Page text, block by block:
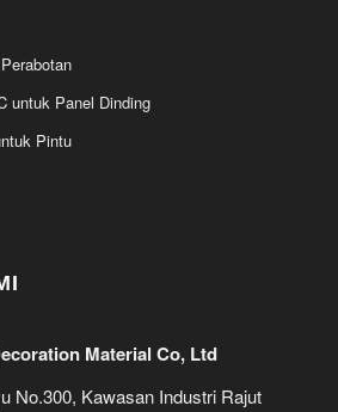
untuk Panel Dinding
Pintu
Material Co, Ltd
No.300, Kawasan Industri Rajut